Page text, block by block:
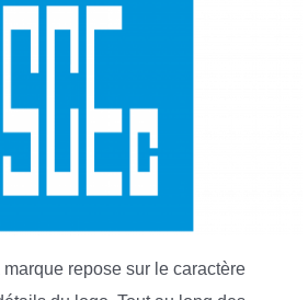
marque repose sur le caractère